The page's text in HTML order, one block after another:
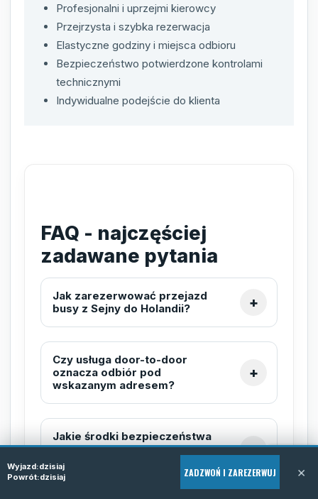
Profesjonalni i uprzejmi kierowcy
Przejrzysta i szybka rezerwacja
Elastyczne godziny i miejsca odbioru
Bezpieczeństwo potwierdzone kontrolami
technicznymi
Indywidualne podejście do klienta
FAQ - najczęściej
zadawane pytania
Jak zarezerwować przejazd
busy z Sejny do Holandii?
Czy usługa door-to-door
oznacza odbiór pod
wskazanym adresem?
Jakie środki bezpieczeństwa
są stosowane podczas
przewozu?
Wyjazd:dzisiaj
Powrót:dzisiaj ZADZWOŃ I ZAREZERWUJ ×